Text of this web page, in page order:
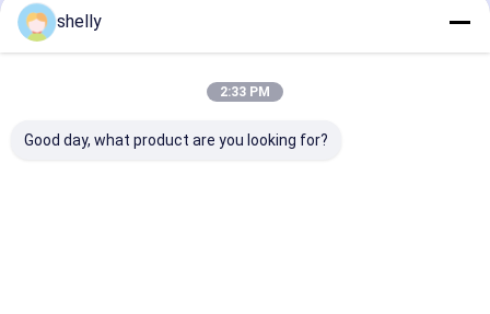
Casa Circa noi Contattaci
Desktop Site
Mappa del sito
Privacy Policy
Reserved.
shelly
2:33 PM
Good day, what product are you looking for?